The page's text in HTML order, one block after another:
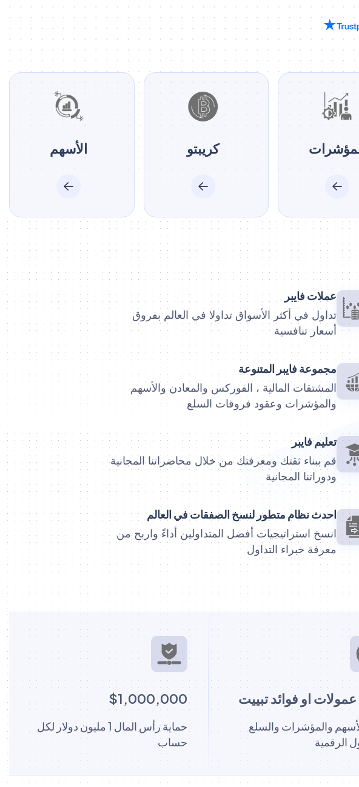
كريبتو الأسهم
عملات فايبر
تداول في أكثر الأسواق تداولا في العالم بفروق
أسعار تنافسية
مجموعة فايبر المتنوعة
المشتقات المالية ، الفوركس والمعادن والأسهم
والمؤشرات وعقود فروقات السلع
تعليم فايبر
قم ببناء ثقتك ومعرفتك من خلال محاضراتنا المجانية
ودوراتنا المجانية
احدث نظام متطور لنسخ الصفقات في العالم
انسخ استراتيجيات أفضل المتداولين أداءً واربح من
معرفة خبراء التداول
او فوائد تبييت
والمؤشرات والسلع
الرقمية
$1,000,000
حماية رأس المال 1 مليون دولار لكل
حساب